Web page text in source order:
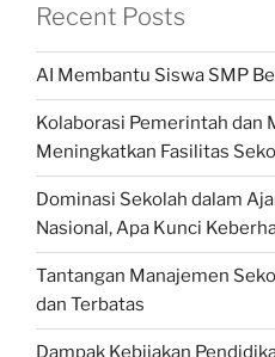
Recent Posts
AI Membantu Siswa SMP
Kolaborasi Pemerintah dan
Meningkatkan Fasilitas
Dominasi Sekolah dalam
Nasional, Apa Kunci
Tantangan Manajemen
dan Terbatas